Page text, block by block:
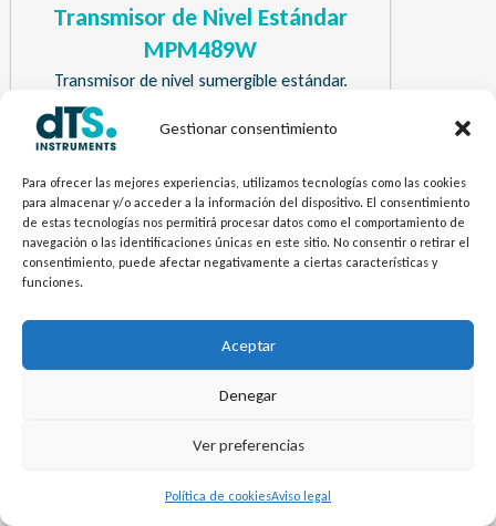
Gestionar consentimiento
Para ofrecer las mejores experiencias, utilizamos tecnologías como las cookies
para almacenar y/o acceder a la información del dispositivo. El consentimiento
de estas tecnologías nos permitirá procesar datos como el comportamiento de
navegación o las identificaciones únicas en este sitio. No consentir o retirar el
consentimiento, puede afectar negativamente a ciertas características y
funciones.
Aceptar
Denegar
Ver preferencias
Política de cookiesAviso legal
Transmisor de Nivel Estándar
MPM489W
Transmisor de nivel sumergible estándar.
pregunta.
Contacto